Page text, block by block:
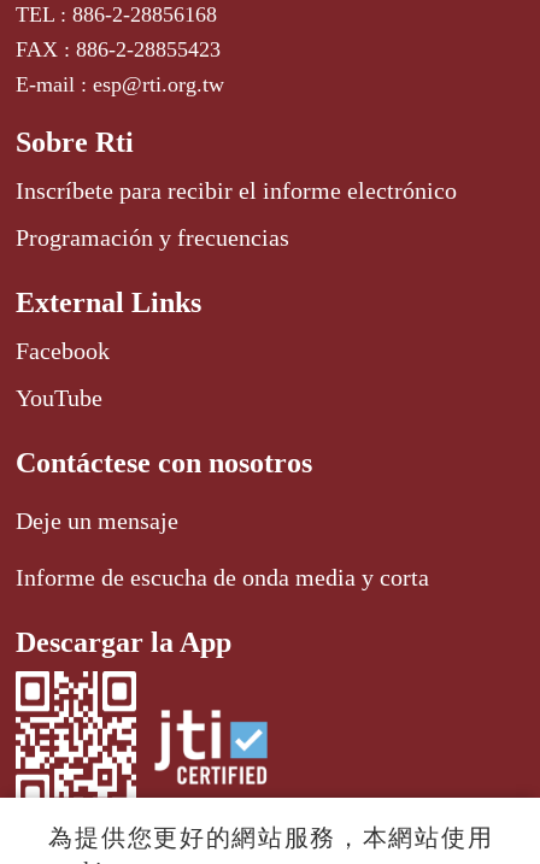
TEL : 886-2-28856168
FAX : 886-2-28855423
E-mail : esp@rti.org.tw
Sobre Rti
Inscríbete para recibir el informe electrónico
Programación y frecuencias
External Links
Facebook
YouTube
Contáctese con nosotros
Deje un mensaje
Informe de escucha de onda media y corta
Descargar la App
為提供您更好的網站服務，本網站使用